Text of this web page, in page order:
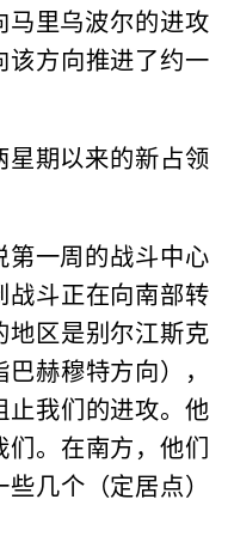
里乌波尔的进攻
方向推进了约一
期以来的新占领
一周的战斗中心
斗正在向南部转
区是别尔江斯克
赫穆特方向），
我们的进攻。他
。在南方，他们
几个（定居点）